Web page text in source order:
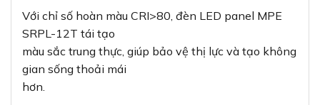
Với chỉ số hoàn màu CRI>80, đèn LED panel MPE
SRPL-12T tái tạo
màu sắc trung thực, giúp bảo vệ thị lực và tạo không
gian sống thoải mái
hơn.